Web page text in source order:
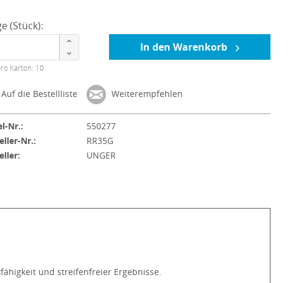
(Stück):
Karton: 10
In den Warenkorb
Auf die Bestellliste Weiterempfehlen
Nr.:
550277
Nr.:
RR35G
UNGER
und streifenfreier Ergebnisse.